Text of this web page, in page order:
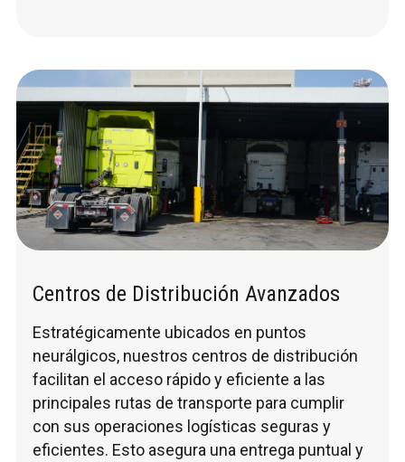
Centros de Distribución Avanzados
Estratégicamente ubicados en puntos
neurálgicos, nuestros centros de distribución
facilitan el acceso rápido y eficiente a las
principales rutas de transporte para cumplir
con sus operaciones logísticas seguras y
eficientes. Esto asegura una entrega puntual y